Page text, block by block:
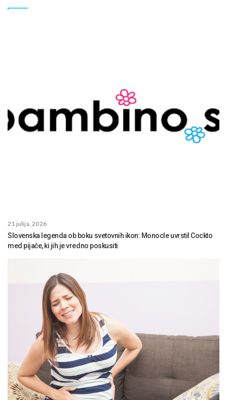
21 julija, 2026
Slovenska legenda ob boku svetovnih ikon: Monocle uvrstil Cockto
med pijače, ki jih je vredno poskusiti